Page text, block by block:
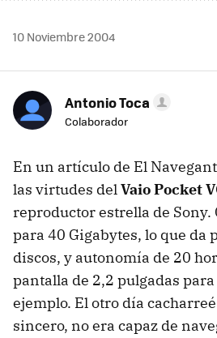
10 Noviembre 2004
Antonio Toca
Colaborador
En un artículo de El
las virtudes delVaio Pocket
reproductor estrella de Sony.
para 40 Gigabytes, lo que da
discos, y autonomía de 20
pantalla de 2,2 pulgadas
ejemplo. El otro día
sincero, no era capaz de